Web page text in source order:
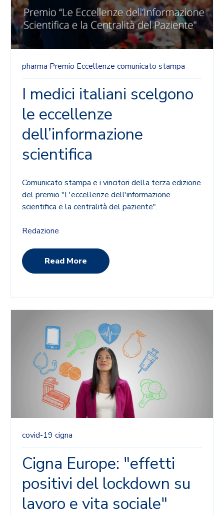
pharma Premio Eccellenze comunicato stampa
I medici italiani scelgono
le eccellenze
dell’informazione
scientifica
Comunicato stampa e i vincitori della terza edizione
del premio "L'eccellenze dell'informazione
scientifica e la centralità del paziente".
Redazione
Read More
covid-19 cigna
Cigna Europe: "effetti
positivi del lockdown su
lavoro e vita sociale"